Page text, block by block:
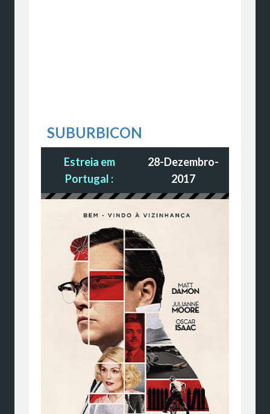
SUBURBICON
Estreia em
Portugal :
28-Dezembro-
2017